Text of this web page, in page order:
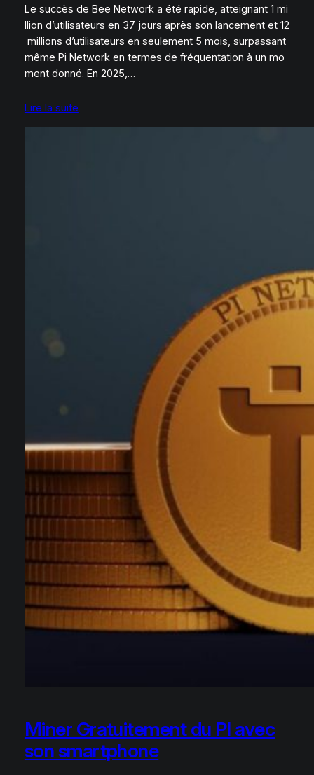
Le succès de Bee Network a été rapide, atteignant 1 mi
llion d’utilisateurs en 37 jours après son lancement et 12
millions d’utilisateurs en seulement 5 mois, surpassant
même Pi Network en termes de fréquentation à un mo
ment donné. En 2025,…
Lire la suite
Miner Gratuitement du PI avec
son smartphone